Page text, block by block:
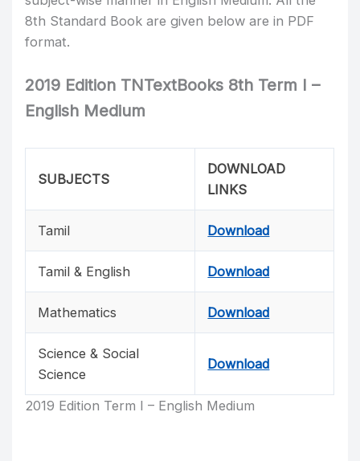
8th Standard Book are given below are in PDF
format.
2019 Edition TNTextBooks 8th Term I –
English Medium
SUBJECTS
DOWNLOAD
LINKS
Tamil Download
Tamil & English Download
Mathematics Download
Science & Social
Science
Download
2019 Edition Term I – English Medium